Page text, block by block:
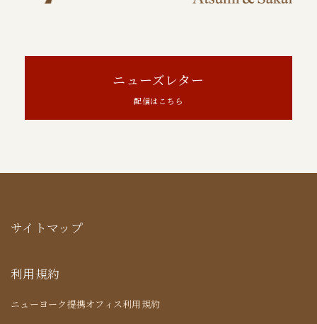
ニューズレター
配信はこちら
サイトマップ
利用規約
ニューヨーク提携オフィス利用規約